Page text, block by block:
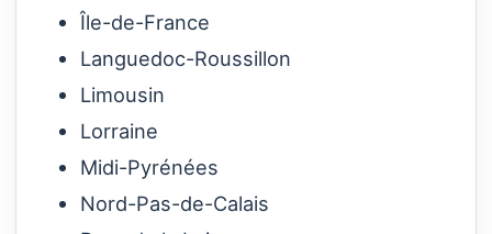
Île-de-France
Languedoc-Roussillon
Limousin
Lorraine
Midi-Pyrénées
Nord-Pas-de-Calais